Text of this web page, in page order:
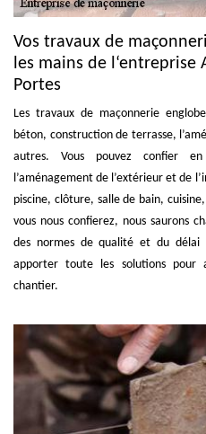
Vos travaux de
les mains de l‘entreprise
Portes
Les travaux de maçonnerie
béton, construction de terrasse,
autres. Vous pouvez confier
l’aménagement de l’extérieur et de
piscine, clôture, salle de bain,
vous nous confierez, nous saurons
des normes de qualité et du délai
apporter toute les solutions pour
chantier.